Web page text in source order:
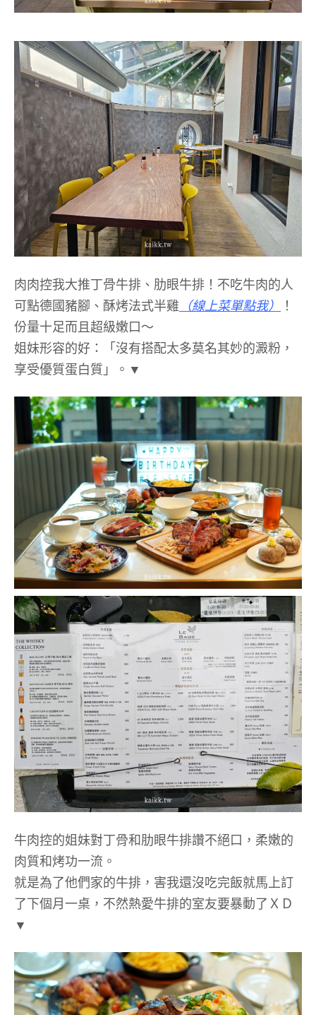
肉肉控我大推丁骨牛排、肋眼牛排！不吃牛肉的人
可點德國豬腳、酥烤法式半雞 （線上菜單點我）
！
份量十足而且超級嫩口～
姐妹形容的好：「沒有搭配太多莫名其妙的澱粉，
享受優質蛋白質」。▼
牛肉控的姐妹對丁骨和肋眼牛排讚不絕口，柔嫩的
肉質和烤功一流。
就是為了他們家的牛排，害我還沒吃完飯就馬上訂
了下個月一桌，不然熱愛牛排的室友要暴動了ＸＤ
▼